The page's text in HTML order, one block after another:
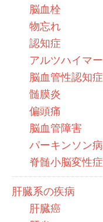
脳血栓
物忘れ
認知症
アルツハイマー
脳血管性認知症
髄膜炎
偏頭痛
脳血管障害
パーキンソン病
脊髄小脳変性症
肝臓系の疾病
肝臓癌